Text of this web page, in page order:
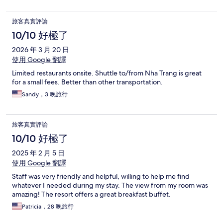
旅客真實評論
10/10 好極了
2026 年 3 月 20 日
使用 Google 翻譯
Limited restaurants onsite. Shuttle to/from Nha Trang is great
for a small fees. Better than other transportation.
Sandy，3 晚旅行
旅客真實評論
10/10 好極了
2025 年 2 月 5 日
使用 Google 翻譯
Staff was very friendly and helpful, willing to help me find
whatever I needed during my stay. The view from my room was
amazing! The resort offers a great breakfast buffet.
Patricia，28 晚旅行